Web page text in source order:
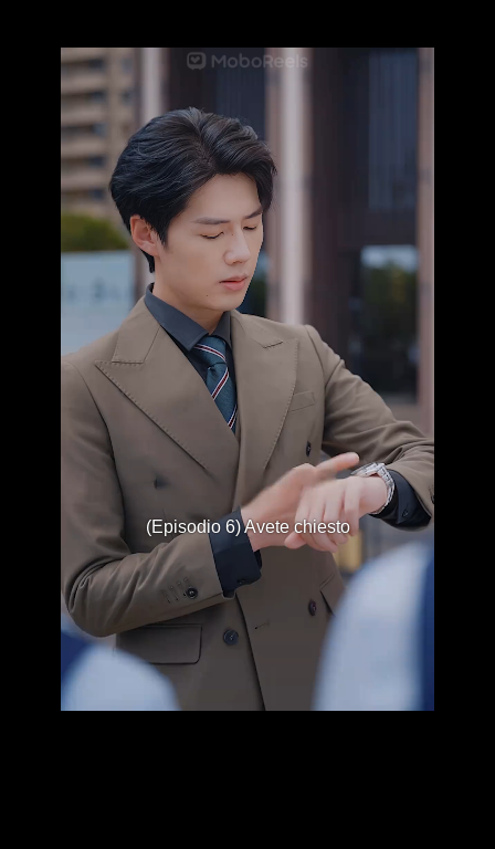
(Episodio 6) Avete chiesto